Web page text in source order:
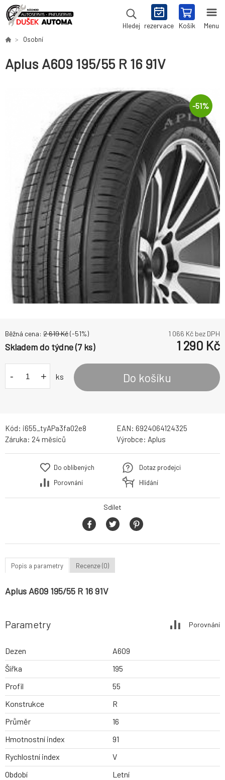
Hledej rezervace Košík Menu
Osobní
Aplus A609 195/55 R 16 91V
-51%
Běžná cena: 2 619Kč(-51%) 1 066 Kč bez DPH
Skladem do týdne (7 ks) 1 290 Kč
- + ks Do košíku
Kód: i655_tyAPa3fa02e8 EAN: 6924064124325
Záruka: 24 měsíců Výrobce: Aplus
Do oblíbených
Porovnání
Dotaz prodejci
Hlídání
Sdílet
Popis a parametry Recenze (0)
Aplus A609 195/55 R 16 91V
Parametry Porovnání
Dezen
A609
Šířka
195
Profil
55
Konstrukce
R
Průměr
16
Hmotnostní index
91
Rychlostní index
V
Období
Letní